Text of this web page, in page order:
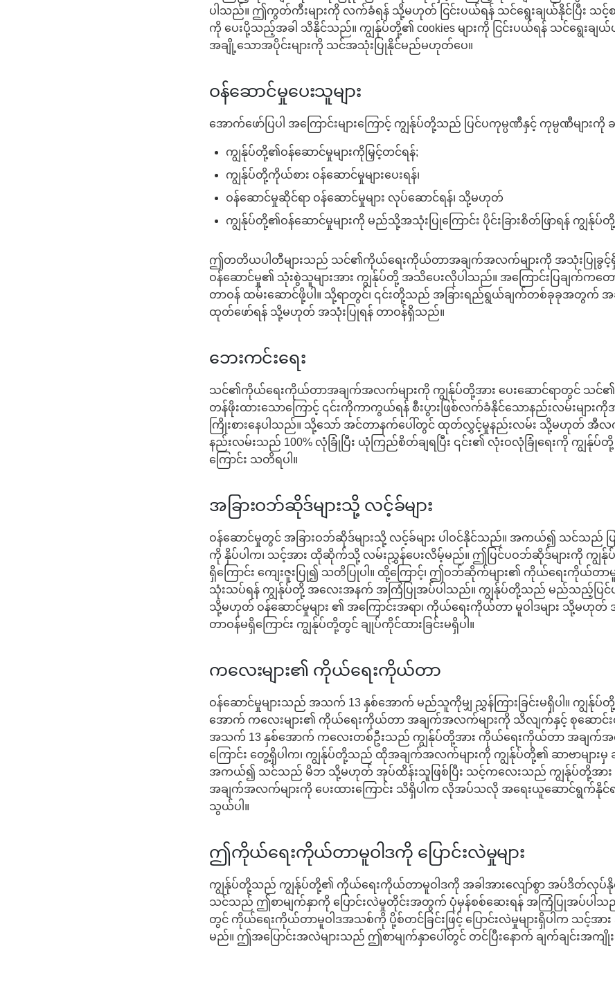
ပါသည်။ ဤကွတ်ကီးများကို လက်ခံရန် သို့မဟုတ် ငြင်းပယ်ရန် သင်ရွေးချယ်နိုင်ပြီး သ
ကို ပေးပို့သည့်အခါ သိနိုင်သည်။ ကျွန်ုပ်တို့၏ cookies များကို ငြင်းပယ်ရန် သင်ရွေးချယ်
အချို့သောအပိုင်းများကို သင်အသုံးပြုနိုင်မည်မဟုတ်ပေ။
ဝန်ဆောင်မှုပေးသူများ
အောက်ဖော်ပြပါ အကြောင်းများကြောင့် ကျွန်ုပ်တို့သည် ပြင်ပကုမ္ပဏီနှင့် ကုမ္ပဏီများ
ကျွန်ုပ်တို့၏ဝန်ဆောင်မှုများကိုမြှင့်တင်ရန်;
ကျွန်ုပ်တို့ကိုယ်စား ဝန်ဆောင်မှုများပေးရန်၊
ဝန်ဆောင်မှုဆိုင်ရာ ဝန်ဆောင်မှုများ လုပ်ဆောင်ရန်၊ သို့မဟုတ်
ကျွန်ုပ်တို့၏ဝန်ဆောင်မှုများကို မည်သို့အသုံးပြုကြောင်း ပိုင်းခြားစိတ်ဖြာရန် ကျွန်ုပ်
ဤတတိယပါတီများသည် သင်၏ကိုယ်ရေးကိုယ်တာအချက်အလက်များကို အသုံးပြုခွင့်ရှိနို
ဝန်ဆောင်မှု၏ သုံးစွဲသူများအား ကျွန်ုပ်တို့ အသိပေးလိုပါသည်။ အကြောင်းပြချက်က
တာဝန် ထမ်းဆောင်ဖို့ပါ။ သို့ရာတွင်၊ ၎င်းတို့သည် အခြားရည်ရွယ်ချက်တစ်ခုခုအတွ
ထုတ်ဖော်ရန် သို့မဟုတ် အသုံးပြုရန် တာဝန်ရှိသည်။
ဘေးကင်းရေး
သင်၏ကိုယ်ရေးကိုယ်တာအချက်အလက်များကို ကျွန်ုပ်တို့အား ပေးဆောင်ရာတွင် သ
တန်ဖိုးထားသောကြောင့် ၎င်းကိုကာကွယ်ရန် စီးပွားဖြစ်လက်ခံနိုင်သောနည်းလမ်းများ
ကြိုးစားနေပါသည်။ သို့သော် အင်တာနက်ပေါ်တွင် ထုတ်လွှင့်မှုနည်းလမ်း သို့မဟုတ် အီ
နည်းလမ်းသည် 100% လုံခြုံပြီး ယုံကြည်စိတ်ချရပြီး ၎င်း၏ လုံးဝလုံခြုံရေးကို ကျွန်ု
ကြောင်း သတိရပါ။
အခြားဝဘ်ဆိုဒ်များသို့ လင့်ခ်များ
ဝန်ဆောင်မှုတွင် အခြားဝဘ်ဆိုဒ်များသို့ လင့်ခ်များ ပါဝင်နိုင်သည်။ အကယ်၍ သင်သည်
ကို နှိပ်ပါက၊ သင့်အား ထိုဆိုက်သို့ လမ်းညွှန်ပေးလိမ့်မည်။ ဤပြင်ပဝဘ်ဆိုဒ်များကို ကျွန်ုပ်
ရှိကြောင်း ကျေးဇူးပြု၍ သတိပြုပါ။ ထို့ကြောင့်၊ ဤဝဘ်ဆိုက်များ၏ ကိုယ်ရေးကိုယ်တာမူ
သုံးသပ်ရန် ကျွန်ုပ်တို့ အလေးအနက် အကြံပြုအပ်ပါသည်။ ကျွန်ုပ်တို့သည် မည်သည့်ပြင်
သို့မဟုတ် ဝန်ဆောင်မှုများ ၏ အကြောင်းအရာ၊ ကိုယ်ရေးကိုယ်တာ မူဝါဒများ သို့မ
တာဝန်မရှိကြောင်း ကျွန်ုပ်တို့တွင် ချုပ်ကိုင်ထားခြင်းမရှိပါ။
ကလေးများ၏ ကိုယ်ရေးကိုယ်တာ
ဝန်ဆောင်မှုများသည် အသက် 13 နှစ်အောက် မည်သူကိုမျှ ညွှန်ကြားခြင်းမရှိပါ။ ကျွ
အောက် ကလေးများ၏ ကိုယ်ရေးကိုယ်တာ အချက်အလက်များကို သိလျက်နှင့် စုဆောင်းထာ
အသက် 13 နှစ်အောက် ကလေးတစ်ဦးသည် ကျွန်ုပ်တို့အား ကိုယ်ရေးကိုယ်တာ အချက်အလ
ကြောင်း တွေ့ရှိပါက၊ ကျွန်ုပ်တို့သည် ထိုအချက်အလက်များကို ကျွန်ုပ်တို့၏ ဆာဗာများမှ ခ
အကယ်၍ သင်သည် မိဘ သို့မဟုတ် အုပ်ထိန်းသူဖြစ်ပြီး သင့်ကလေးသည် ကျွန်ုပ်တို့အာ
အချက်အလက်များကို ပေးထားကြောင်း သိရှိပါက လိုအပ်သလို အရေးယူဆောင်ရွက်နို
သွယ်ပါ။
ဤကိုယ်ရေးကိုယ်တာမူဝါဒကို ပြောင်းလဲမှုများ
ကျွန်ုပ်တို့သည် ကျွန်ုပ်တို့၏ ကိုယ်ရေးကိုယ်တာမူဝါဒကို အခါအားလျော်စွာ အပ်ဒိတ်လုပ်နိုင်
သင်သည် ဤစာမျက်နှာကို ပြောင်းလဲမှုတိုင်းအတွက် ပုံမှန်စစ်ဆေးရန် အကြံပြုအပ်ပါသည်
တွင် ကိုယ်ရေးကိုယ်တာမူဝါဒအသစ်ကို ပို့စ်တင်ခြင်းဖြင့် ပြောင်းလဲမှုများရှိပါက သင့်အား အ
မည်။ ဤအပြောင်းအလဲများသည် ဤစာမျက်နှာပေါ်တွင် တင်ပြီးနောက် ချက်ချင်းအ